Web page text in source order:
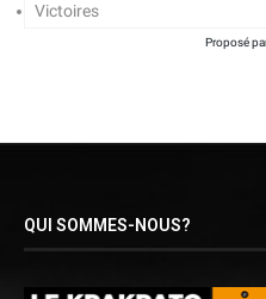
Victoires
Proposé
QUI SOMMES-NOUS?